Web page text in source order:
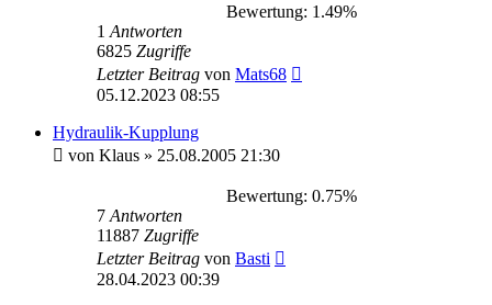
Bewertung: 1.49%
1 Antworten
6825 Zugriffe
Letzter Beitrag von Mats68
05.12.2023 08:55
Hydraulik-Kupplung
von Klaus » 25.08.2005 21:30
Bewertung: 0.75%
7 Antworten
11887 Zugriffe
Letzter Beitrag von Basti
28.04.2023 00:39